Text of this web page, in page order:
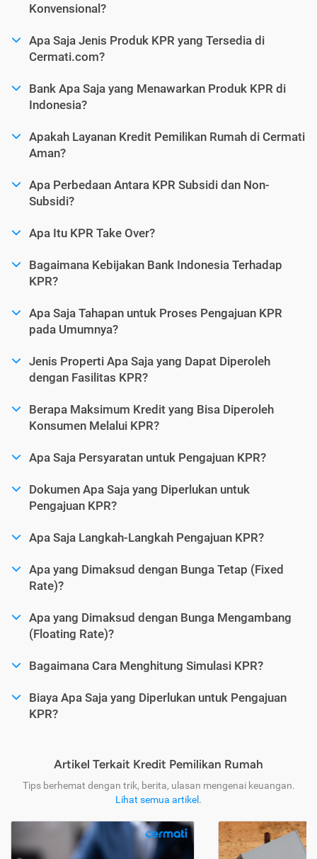
Konvensional?
Apa Saja Jenis Produk KPR yang Tersedia di
Cermati.com?
Bank Apa Saja yang Menawarkan Produk KPR di
Indonesia?
Apakah Layanan Kredit Pemilikan Rumah di Cermati
Aman?
Apa Perbedaan Antara KPR Subsidi dan Non-
Subsidi?
Apa Itu KPR Take Over?
Bagaimana Kebijakan Bank Indonesia Terhadap
KPR?
Apa Saja Tahapan untuk Proses Pengajuan KPR
pada Umumnya?
Jenis Properti Apa Saja yang Dapat Diperoleh
dengan Fasilitas KPR?
Berapa Maksimum Kredit yang Bisa Diperoleh
Konsumen Melalui KPR?
Apa Saja Persyaratan untuk Pengajuan KPR?
Dokumen Apa Saja yang Diperlukan untuk
Pengajuan KPR?
Apa Saja Langkah-Langkah Pengajuan KPR?
Apa yang Dimaksud dengan Bunga Tetap (Fixed
Rate)?
Apa yang Dimaksud dengan Bunga Mengambang
(Floating Rate)?
Bagaimana Cara Menghitung Simulasi KPR?
Biaya Apa Saja yang Diperlukan untuk Pengajuan
KPR?
Artikel Terkait Kredit Pemilikan Rumah
Tips berhemat dengan trik, berita, ulasan mengenai keuangan.
Lihat semua artikel .